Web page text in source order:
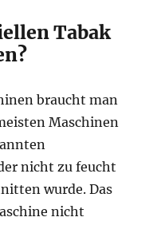
Tabak
braucht man
Maschinen
nicht zu feucht
wurde. Das
nicht